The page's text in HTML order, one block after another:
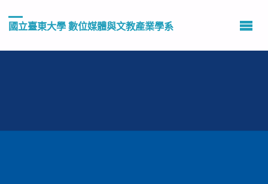
國立臺東大學 數位媒體與文教產業學系